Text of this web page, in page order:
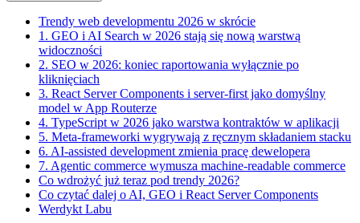
Trendy web developmentu 2026 w skrócie
1. GEO i AI Search w 2026 stają się nową warstwą
widoczności
2. SEO w 2026: koniec raportowania wyłącznie po
kliknięciach
3. React Server Components i server-first jako domyślny
model w App Routerze
4. TypeScript w 2026 jako warstwa kontraktów w aplikacji
5. Meta-frameworki wygrywają z ręcznym składaniem stacku
6. AI-assisted development zmienia pracę dewelopera
7. Agentic commerce wymusza machine-readable commerce
Co wdrożyć już teraz pod trendy 2026?
Co czytać dalej o AI, GEO i React Server Components
Werdykt Labu